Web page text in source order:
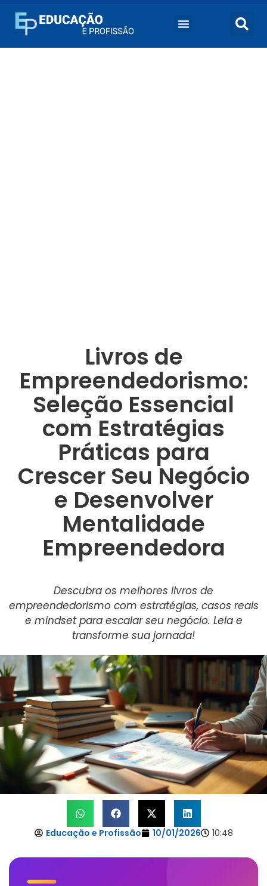
Livros de
Empreendedorismo:
Seleção Essencial
com Estratégias
Práticas para
Crescer Seu Negócio
e Desenvolver
Mentalidade
Empreendedora
Descubra os melhores livros de
empreendedorismo com estratégias, casos reais
e mindset para escalar seu negócio. Leia e
transforme sua jornada!
Educação e Profissão 10/01/2026 10:48